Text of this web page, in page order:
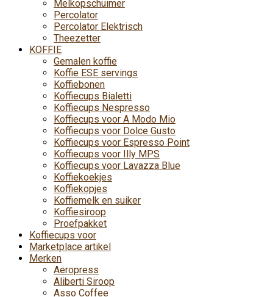
Melkopschuimer
Percolator
Percolator Elektrisch
Theezetter
KOFFIE
Gemalen koffie
Koffie ESE servings
Koffiebonen
Koffiecups Bialetti
Koffiecups Nespresso
Koffiecups voor A Modo Mio
Koffiecups voor Dolce Gusto
Koffiecups voor Espresso Point
Koffiecups voor Illy MPS
Koffiecups voor Lavazza Blue
Koffiekoekjes
Koffiekopjes
Koffiemelk en suiker
Koffiesiroop
Proefpakket
Koffiecups voor
Marketplace artikel
Merken
Aeropress
Aliberti Siroop
Asso Coffee